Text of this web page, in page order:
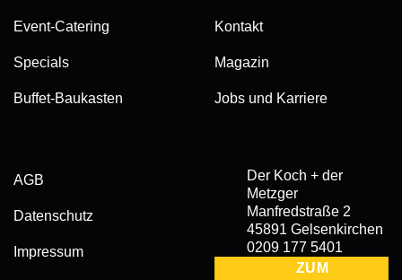
Event-Catering
Specials
Buffet-Baukasten
Kontakt
Magazin
Jobs und Karriere
AGB
Datenschutz
Impressum
Der Koch + der
Metzger
Manfredstraße 2
45891 Gelsenkirchen
0209 177 5401
ZUM